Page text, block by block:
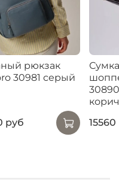
рюкзак
30981 серый
руб